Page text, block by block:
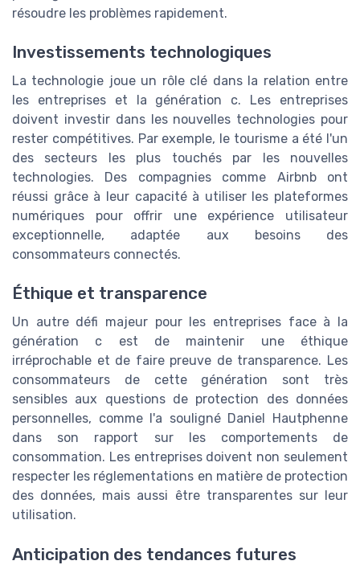
résoudre les problèmes rapidement.
Investissements technologiques
La technologie joue un rôle clé dans la relation entre
les entreprises et la génération c. Les entreprises
doivent investir dans les nouvelles technologies pour
rester compétitives. Par exemple, le tourisme a été l'un
des secteurs les plus touchés par les nouvelles
technologies. Des compagnies comme Airbnb ont
réussi grâce à leur capacité à utiliser les plateformes
numériques pour offrir une expérience utilisateur
exceptionnelle, adaptée aux besoins des
consommateurs connectés.
Éthique et transparence
Un autre défi majeur pour les entreprises face à la
génération c est de maintenir une éthique
irréprochable et de faire preuve de transparence. Les
consommateurs de cette génération sont très
sensibles aux questions de protection des données
personnelles, comme l'a souligné Daniel Hautphenne
dans son rapport sur les comportements de
consommation. Les entreprises doivent non seulement
respecter les réglementations en matière de protection
des données, mais aussi être transparentes sur leur
utilisation.
Anticipation des tendances futures